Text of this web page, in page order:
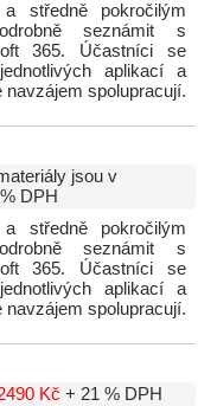
středně pokročilým
seznámit s
365. Účastníci se
aplikací a
navzájem spolupracují.
jsou v
DPH
středně pokročilým
seznámit s
365. Účastníci se
aplikací a
navzájem spolupracují.
Kč + 21 % DPH